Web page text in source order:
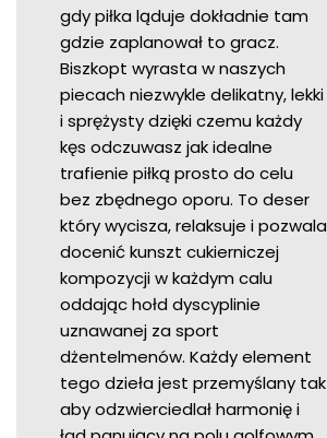
gdy piłka ląduje dokładnie tam
gdzie zaplanował to gracz.
Biszkopt wyrasta w naszych
piecach niezwykle delikatny, lekki
i sprężysty dzięki czemu każdy
kęs odczuwasz jak idealne
trafienie piłką prosto do celu
bez zbędnego oporu. To deser
który wycisza, relaksuje i pozwala
docenić kunszt cukierniczej
kompozycji w każdym calu
oddając hołd dyscyplinie
uznawanej za sport
dżentelmenów. Każdy element
tego dzieła jest przemyślany tak
aby odzwierciedlał harmonię i